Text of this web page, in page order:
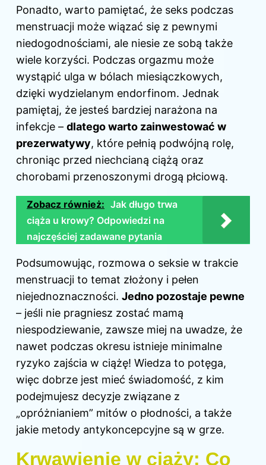
Ponadto, warto pamiętać, że seks podczas
menstruacji może wiązać się z pewnymi
niedogodnościami, ale niesie ze sobą także
wiele korzyści. Podczas orgazmu może
wystąpić ulga w bólach miesiączkowych,
dzięki wydzielanym endorfinom. Jednak
pamiętaj, że jesteś bardziej narażona na
infekcje – dlatego warto zainwestować w
prezerwatywy, które pełnią podwójną rolę,
chroniąc przed niechcianą ciążą oraz
chorobami przenoszonymi drogą płciową.
Zobacz również: Jak długo trwa
ciąża u krowy? Odpowiedzi na
najczęściej zadawane pytania
Podsumowując, rozmowa o seksie w trakcie
menstruacji to temat złożony i pełen
niejednoznaczności. Jedno pozostaje pewne
– jeśli nie pragniesz zostać mamą
niespodziewanie, zawsze miej na uwadze, że
nawet podczas okresu istnieje minimalne
ryzyko zajścia w ciążę! Wiedza to potęga,
więc dobrze jest mieć świadomość, z kim
podejmujesz decyzje związane z
„opróżnianiem” mitów o płodności, a także
jakie metody antykoncepcyjne są w grze.
Krwawienie w ciąży: Co